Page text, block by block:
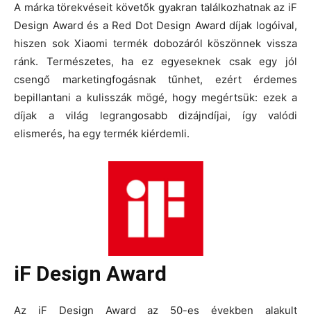
A márka törekvéseit követők gyakran találkozhatnak az iF
Design Award és a Red Dot Design Award díjak logóival,
hiszen sok Xiaomi termék dobozáról köszönnek vissza
ránk. Természetes, ha ez egyeseknek csak egy jól
csengő marketingfogásnak tűnhet, ezért érdemes
bepillantani a kulisszák mögé, hogy megértsük: ezek a
díjak a világ legrangosabb dizájndíjai, így valódi
elismerés, ha egy termék kiérdemli.
iF Design Award
Az iF Design Award az 50-es években alakult